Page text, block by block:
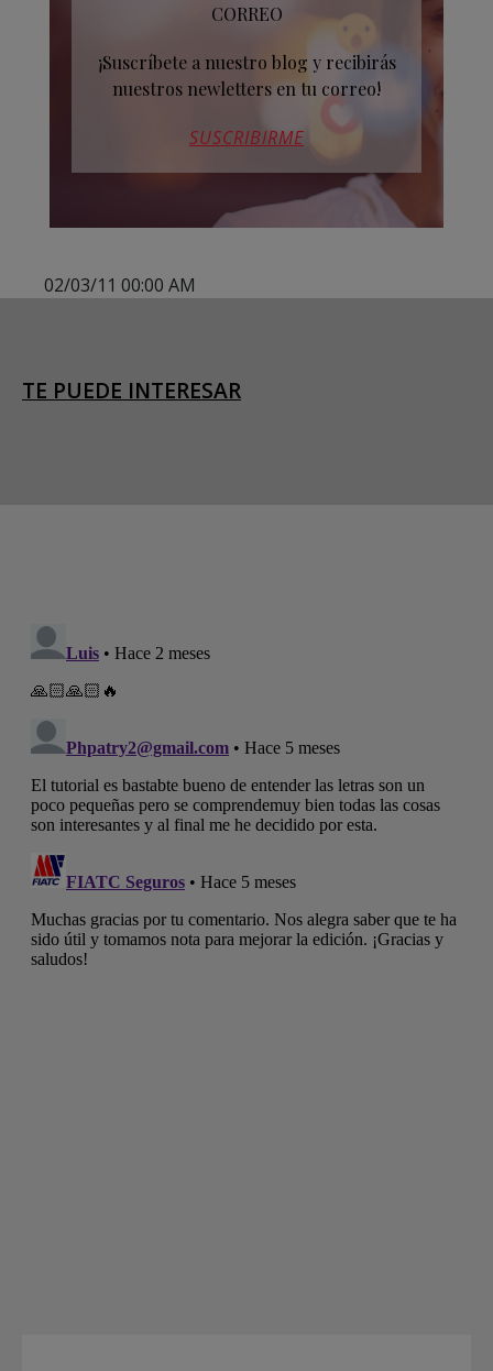
CORREO
¡Suscríbete a nuestro blog y recibirás
nuestros newletters en tu correo!
SUSCRIBIRME
02/03/11 00:00 AM
TE PUEDE INTERESAR